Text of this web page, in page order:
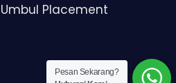
Umbul Placement
Pesan Sekarang?